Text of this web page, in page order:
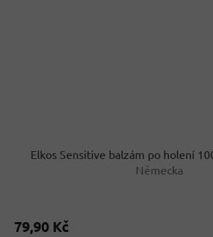
Elkos Sensitive balzám po holení
Německa
produktu
79,90 Kč